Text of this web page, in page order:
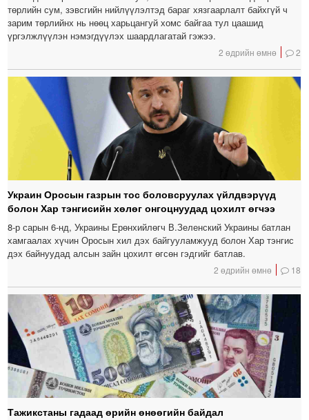
төрлийн сум, зэвсгийн нийлүүлэлтэд бараг хязгаарлалт байхгүй ч
зарим төрлийнх нь нөөц харьцангуй хомс байгаа тул цаашид
үргэлжлүүлэн нэмэгдүүлэх шаардлагатай гэжээ.
2 өдрийн өмнө 2
Украин Оросын газрын тос боловсруулах үйлдвэрүүд
болон Хар тэнгисийн хөлөг онгоцнуудад цохилт өгчээ
8-р сарын 6-нд, Украины Ерөнхийлөгч В.Зеленский Украины батлан ​​
хамгаалах хүчин Оросын хил дэх байгууламжууд болон Хар тэнгис
дэх байнуудад алсын зайн цохилт өгсөн гэдгийг батлав.
2 өдрийн өмнө 18
Тажикстаны гадаад өрийн өнөөгийн байдал